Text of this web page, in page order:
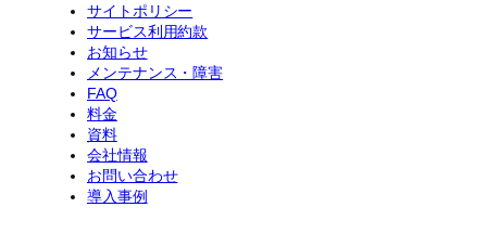
サイトポリシー
サービス利用約款
お知らせ
メンテナンス・障害
FAQ
料金
資料
会社情報
お問い合わせ
導入事例